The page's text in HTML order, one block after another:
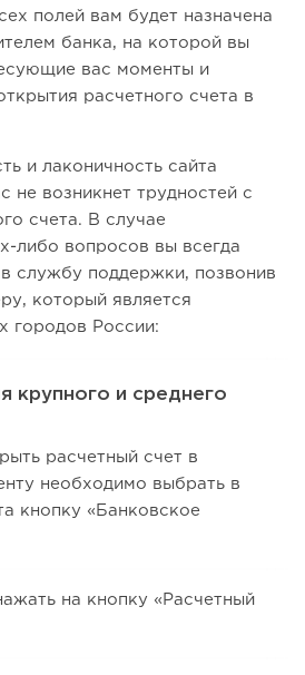
полей вам будет назначена
банка, на которой вы
вас моменты и
расчетного счета в
и лаконичность сайта
не возникнет трудностей с
счета. В случае
либо вопросов вы всегда
службу поддержки, позвонив
который является
городов России:
крупного и среднего
расчетный счет в
необходимо выбрать в
кнопку «Банковское
на кнопку «Расчетный